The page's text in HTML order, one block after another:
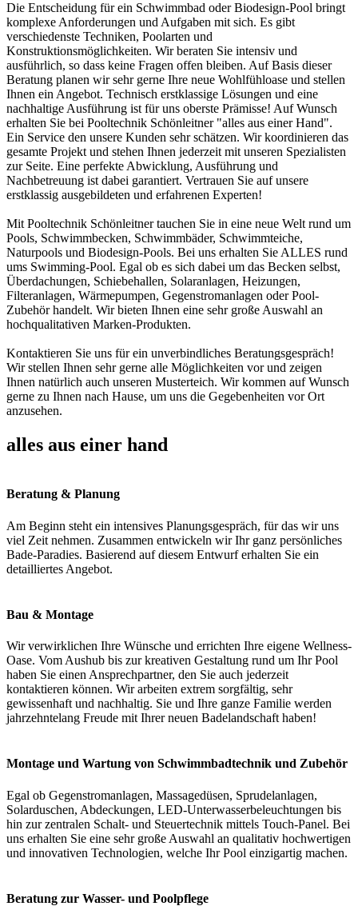
Die Entscheidung für ein Schwimmbad oder Biodesign-Pool bringt
komplexe Anforderungen und Aufgaben mit sich. Es gibt
verschiedenste Techniken, Poolarten und
Konstruktionsmöglichkeiten. Wir beraten Sie intensiv und
ausführlich, so dass keine Fragen offen bleiben. Auf Basis dieser
Beratung planen wir sehr gerne Ihre neue Wohlfühloase und stellen
Ihnen ein Angebot. Technisch erstklassige Lösungen und eine
nachhaltige Ausführung ist für uns oberste Prämisse! Auf Wunsch
erhalten Sie bei Pooltechnik Schönleitner "alles aus einer Hand".
Ein Service den unsere Kunden sehr schätzen. Wir koordinieren das
gesamte Projekt und stehen Ihnen jederzeit mit unseren Spezialisten
zur Seite. Eine perfekte Abwicklung, Ausführung und
Nachbetreuung ist dabei garantiert. Vertrauen Sie auf unsere
erstklassig ausgebildeten und erfahrenen Experten!
Mit Pooltechnik Schönleitner tauchen Sie in eine neue Welt rund um
Pools, Schwimmbecken, Schwimmbäder, Schwimmteiche,
Naturpools und Biodesign-Pools. Bei uns erhalten Sie ALLES rund
ums Swimming-Pool. Egal ob es sich dabei um das Becken selbst,
Überdachungen, Schiebehallen, Solaranlagen, Heizungen,
Filteranlagen, Wärmepumpen, Gegenstromanlagen oder Pool-
Zubehör handelt. Wir bieten Ihnen eine sehr große Auswahl an
hochqualitativen Marken-Produkten.
Kontaktieren Sie uns für ein unverbindliches Beratungsgespräch!
Wir stellen Ihnen sehr gerne alle Möglichkeiten vor und zeigen
Ihnen natürlich auch unseren Musterteich. Wir kommen auf Wunsch
gerne zu Ihnen nach Hause, um uns die Gegebenheiten vor Ort
anzusehen.
alles aus einer hand
Beratung & Planung
Am Beginn steht ein intensives Planungsgespräch, für das wir uns
viel Zeit nehmen. Zusammen entwickeln wir Ihr ganz persönliches
Bade-Paradies. Basierend auf diesem Entwurf erhalten Sie ein
detailliertes Angebot.
Bau & Montage
Wir verwirklichen Ihre Wünsche und errichten Ihre eigene Wellness-
Oase. Vom Aushub bis zur kreativen Gestaltung rund um Ihr Pool
haben Sie einen Ansprechpartner, den Sie auch jederzeit
kontaktieren können. Wir arbeiten extrem sorgfältig, sehr
gewissenhaft und nachhaltig. Sie und Ihre ganze Familie werden
jahrzehntelang Freude mit Ihrer neuen Badelandschaft haben!
Montage und Wartung von Schwimmbadtechnik und Zubehör
Egal ob Gegenstromanlagen, Massagedüsen, Sprudelanlagen,
Solarduschen, Abdeckungen, LED-Unterwasserbeleuchtungen bis
hin zur zentralen Schalt- und Steuertechnik mittels Touch-Panel. Bei
uns erhalten Sie eine sehr große Auswahl an qualitativ hochwertigen
und innovativen Technologien, welche Ihr Pool einzigartig machen.
Beratung zur Wasser- und Poolpflege